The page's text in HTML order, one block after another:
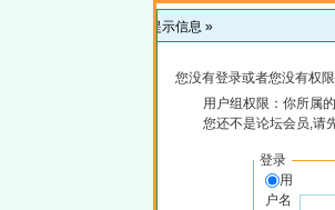
提示信息 »
您没有登录或者您没有权
用户组权限：你所属
您还不是论坛会员,请
登录
用
户名